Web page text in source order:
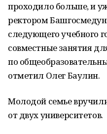
проходило больше, и
ректором
следующего учебного
совместные занятия
по
отметил Олег Баулин.
Молодой семье
от двух университетов.